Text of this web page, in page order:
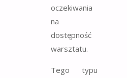
oczekiwania
na
dostępność
warsztatu.
Tego typu